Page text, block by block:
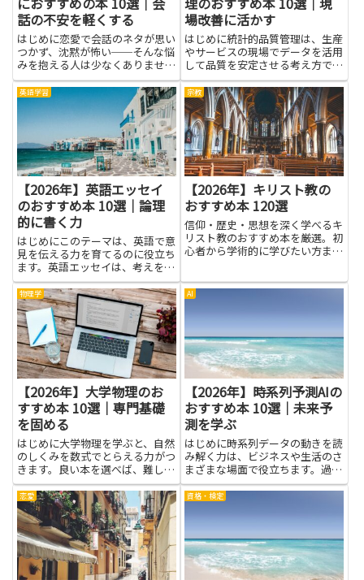
話の不安を軽くする
はじめに恋愛で会話のネタが思い
つかず、沈黙が怖い──そんな悩
みを抱える人は少なくありませ
ん。本で会話のコツや話題の作り
方を学ぶと、不安が和らぎ、自分
らしく話せるようになります。基
本的な質問の仕方や共感の示し
方、相手の反応を引き出す工夫を
知っ...
場改善に活かす
はじめに統計的品質管理は、生産
やサービスの現場でデータを活用
して品質を安定させる考え方で
す。データを集めて傾向を読み取
り、原因を探ることで、不良の発
生を抑え、作業のばらつきを減ら
す手掛かりを得られます。現場改
善に活かすには、日々の作業観察
と...
英語学習
【2026年】英語エッセイ
のおすすめ本 10選｜論理
的に書く力
はじめにこのテーマは、英語で意
見を伝える力を育てるのに役立ち
ます。英語エッセイは、考えを整
理して伝える練習になるので、学
校の課題だけでなく自分の考えを
言語化する力も高められます。背
景となる読解力をつけ、そのうえ
で筋道をつくる練習をします。
良...
宗教
【2026年】キリスト教の
おすすめ本 120選
信仰・歴史・思想を深く学べるキ
リスト教のおすすめ本を厳選。初
心者から学術的に学びたい方まで
物理学
【2026年】大学物理のお
すすめ本 10選｜専門基礎
を固める
はじめに大学物理を学ぶと、自然
のしくみを数式でとらえる力がつ
きます。良い本を選べば、難しい
内容をやさしい言葉で整理でき、
基礎のつまずきを減らせます。こ
の記事では、専門基礎を固めるき
っかけになる本を紹介します。力
学や波動、熱と統計、量子の基
礎...
AI
【2026年】時系列予測AIの
おすすめ本 10選｜未来予
測を学ぶ
はじめに時系列データの動きを読
み解く力は、ビジネスや生活のさ
まざまな場面で役立ちます。過去
の傾向と現在の情報を組み合わせ
て、未来を想像する力は、計画を
す。時系列予測AIは、天気・売
ン...
恋愛 資格・検定